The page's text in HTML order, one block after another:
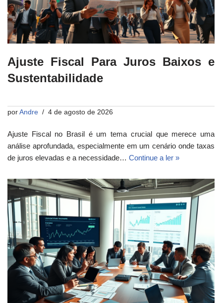
Ajuste Fiscal Para Juros Baixos e
Sustentabilidade
por Andre 4 de agosto de 2026
Ajuste Fiscal no Brasil é um tema crucial que merece uma
análise aprofundada, especialmente em um cenário onde taxas
de juros elevadas e a necessidade… Continue a ler »